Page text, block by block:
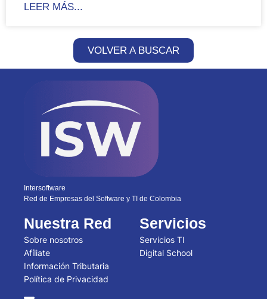
LEER MÁS...
VOLVER A BUSCAR
Intersoftware
Red de Empresas del Software y TI de Colombia
Nuestra Red
Sobre nosotros
Afíliate
Información Tributaria
Política de Privacidad
Servicios
Servicios TI
Digital School